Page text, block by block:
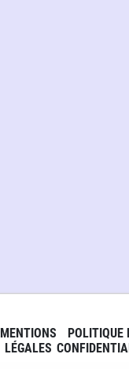
MENTIONS
LÉGALES
POLITIQUE